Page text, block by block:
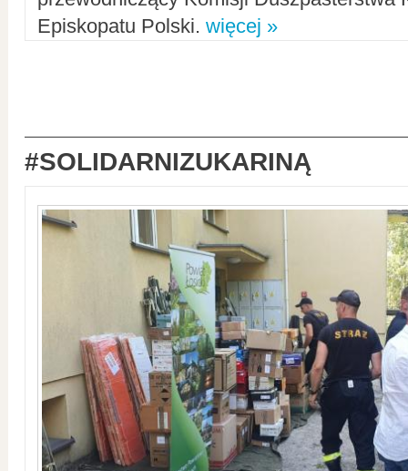
Episkopatu Polski. więcej »
#SOLIDARNIZUKARINĄ